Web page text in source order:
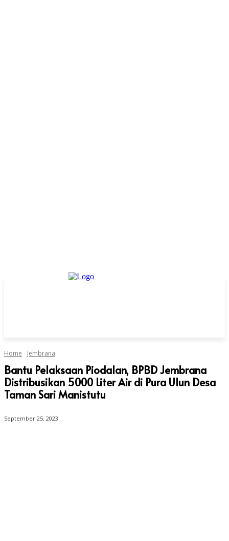
Home Jembrana
Bantu Pelaksaan Piodalan, BPBD Jembrana
Distribusikan 5000 Liter Air di Pura Ulun Desa
Taman Sari Manistutu
September 25, 2023